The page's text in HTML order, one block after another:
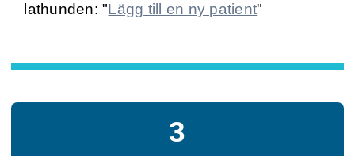
lathunden: "Lägg till en ny patient"
3